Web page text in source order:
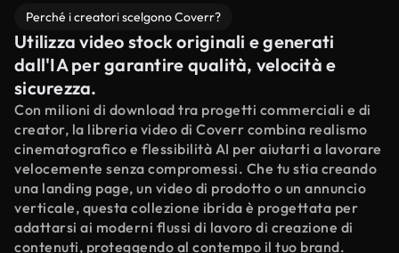
Perché i creatori scelgono Coverr?
Utilizza video stock originali e generati
dall'IA per garantire qualità, velocità e
sicurezza.
Con milioni di download tra progetti commerciali e di
creator, la libreria video di Coverr combina realismo
cinematografico e flessibilità AI per aiutarti a lavorare
velocemente senza compromessi. Che tu stia creando
una landing page, un video di prodotto o un annuncio
verticale, questa collezione ibrida è progettata per
adattarsi ai moderni flussi di lavoro di creazione di
contenuti, proteggendo al contempo il tuo brand.